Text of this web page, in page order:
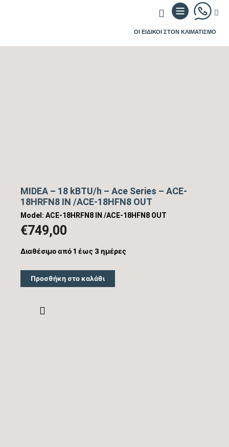
ΟΙ ΕΙΔΙΚΟΙ ΣΤΟΝ ΚΛΙΜΑΤΙΣΜΟ
MIDEA – 18 kBTU/h – Ace Series – ACE-
18HRFN8 IN /ACE-18HFN8 OUT
Model: ACE-18HRFN8 IN /ACE-18HFN8 OUT
€749,00
Διαθέσιμο από 1 έως 3 ημέρες
Προσθήκη στο καλάθι